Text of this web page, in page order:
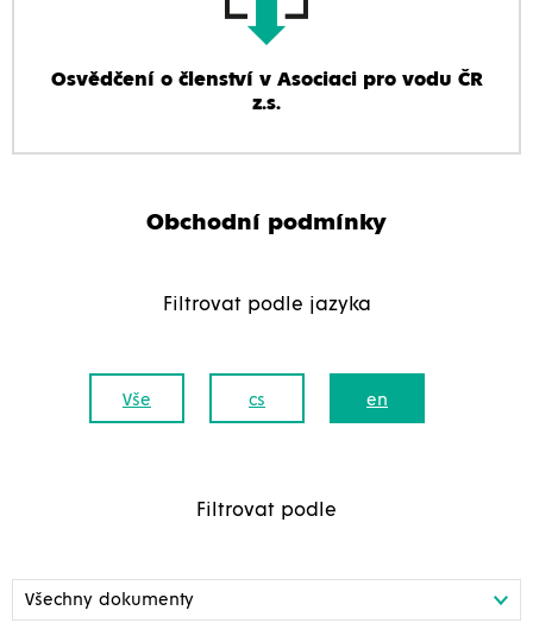
Osvědčení o členství v Asociaci pro vodu ČR
z.s.
Obchodní podmínky
Filtrovat podle jazyka
Vše cs en
Filtrovat podle